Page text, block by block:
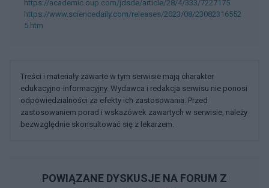
https://academic.oup.com/jdsde/article/28/4/333/7227175
https://www.sciencedaily.com/releases/2023/08/23082316552
5.htm
Treści i materiały zawarte w tym serwisie mają charakter
edukacyjno-informacyjny. Wydawca i redakcja serwisu nie ponosi
odpowiedzialności za efekty ich zastosowania. Przed
zastosowaniem porad i wskazówek zawartych w serwisie, należy
bezwzględnie skonsultować się z lekarzem.
POWIĄZANE DYSKUSJE NA FORUM Z